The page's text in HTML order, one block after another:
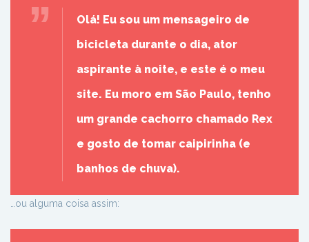
Olá! Eu sou um mensageiro de
bicicleta durante o dia, ator
aspirante à noite, e este é o meu
site. Eu moro em São Paulo, tenho
um grande cachorro chamado Rex
e gosto de tomar caipirinha (e
banhos de chuva).
…ou alguma coisa assim: